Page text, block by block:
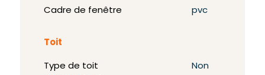
Cadre de fenêtre pvc
Toit
Type de toit
Non